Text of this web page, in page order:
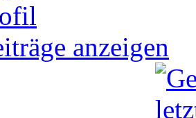
anzeigen